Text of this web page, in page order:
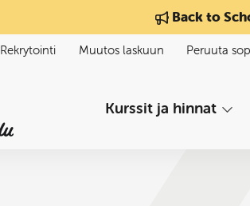
Back to
Kurssit ja hinnat
Rekrytointi Muutos laskuun Peruuta